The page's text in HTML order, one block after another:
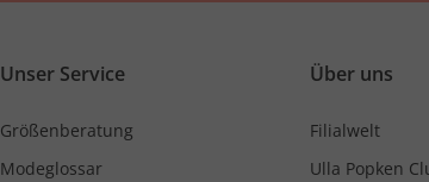
Unser Service
Größenberatung
Modeglossar
Über uns
Filialwelt
Ulla Popken